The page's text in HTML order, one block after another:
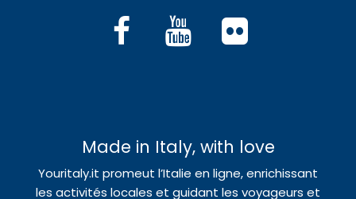
Made in Italy, with love
Youritaly.it promeut l’Italie en ligne, enrichissant
les activités locales et guidant les voyageurs et